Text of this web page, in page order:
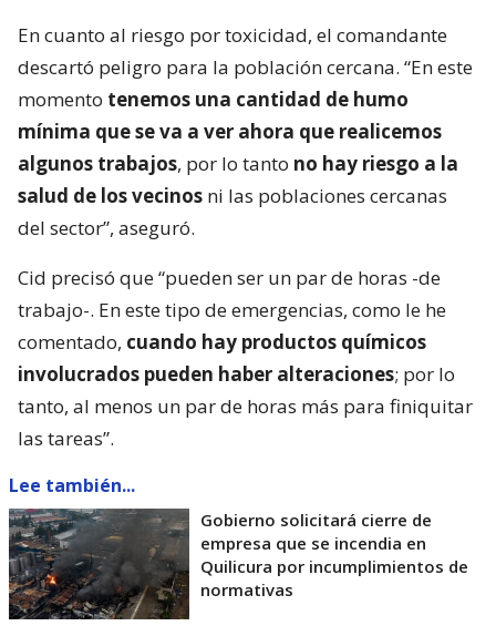
En cuanto al riesgo por toxicidad, el comandante
descartó peligro para la población cercana. “En este
momento tenemos una cantidad de humo
mínima que se va a ver ahora que realicemos
algunos trabajos, por lo tanto no hay riesgo a la
salud de los vecinos ni las poblaciones cercanas
del sector”, aseguró.
Cid precisó que “pueden ser un par de horas -de
trabajo-. En este tipo de emergencias, como le he
comentado, cuando hay productos químicos
involucrados pueden haber alteraciones; por lo
tanto, al menos un par de horas más para finiquitar
las tareas”.
Lee también...
Gobierno solicitará cierre de
empresa que se incendia en
Quilicura por incumplimientos de
normativas